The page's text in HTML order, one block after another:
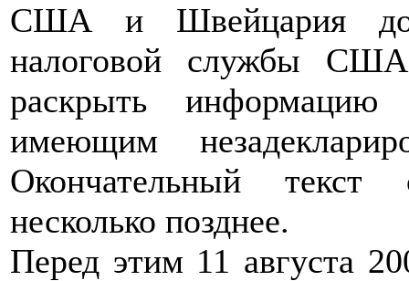
США и Швейцария
налоговой службы
раскрыть информацию
имеющим
Окончательный текст
несколько позднее.
Перед этим 11 августа